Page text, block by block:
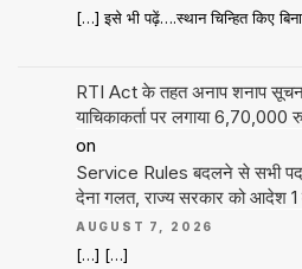
[…] इसे भी पढ़ें….स्थान चिन्हित किए
RTI Act के तहत अनाप शनाप
याचिकाकर्ता पर लगाया 6,70,000
on
Service Rules बदलने से सभी पद
देना गलत, राज्य सरकार को आदेश 1
AUGUST 7, 2026
[…] […]